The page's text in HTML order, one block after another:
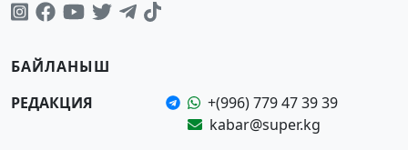
БАЙЛАНЫШ
РЕДАКЦИЯ
+(996) 779 47 39 39
kabar@super.kg